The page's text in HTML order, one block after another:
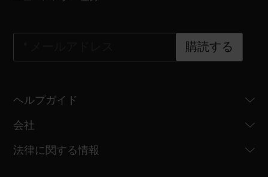
購読する
ヘルプガイド
会社
法律に関する情報